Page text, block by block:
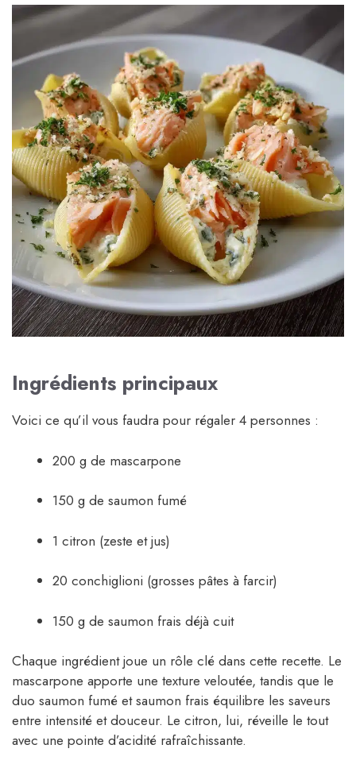
Ingrédients principaux
Voici ce qu’il vous faudra pour régaler 4 personnes :
200 g de mascarpone
150 g de saumon fumé
1 citron (zeste et jus)
20 conchiglioni (grosses pâtes à farcir)
150 g de saumon frais déjà cuit
Chaque ingrédient joue un rôle clé dans cette recette. Le
mascarpone apporte une texture veloutée, tandis que le
duo saumon fumé et saumon frais équilibre les saveurs
entre intensité et douceur. Le citron, lui, réveille le tout
avec une pointe d’acidité rafraîchissante.